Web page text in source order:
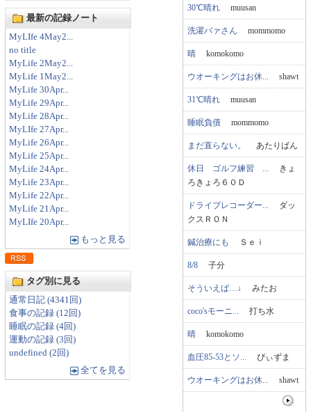
最新の記録ノート
MyLIfe 4May2...
no title
MyLife 2May2...
MyLife 1May2...
MyLife 30Apr...
MyLife 29Apr...
MyLife 28Apr...
MyLIfe 27Apr...
MyLife 26Apr...
MyLife 25Apr...
MyLife 24Apr...
MyLife 23Apr...
MyLife 22Apr...
MyLife 21Apr...
MyLIfe 20Apr...
もっと見る
タグ別に見る
通常日記 (4341回)
食事の記録 (12回)
睡眠の記録 (4回)
運動の記録 (3回)
undefined (2回)
全てを見る
30℃晴れ muusan
洗濯バァさん mommomo
晴 komokomo
ウオーキングはお休... shawt
31℃晴れ muusan
睡眠負債 mommomo
まだ直らない。 あたりばん
休日 ゴルフ練習 ...
きょ
ろきょろ６０Ｄ
ドライブレコーダー...
ダッ
クスＲＯＮ
鍼治療にも Ｓｅｉ
8/8 子分
そういえば…↓ みたお
coco'sモーニ... 打ち水
晴 komokomo
血圧85-53とソ... ぴぃずま
ウオーキングはお休... shawt